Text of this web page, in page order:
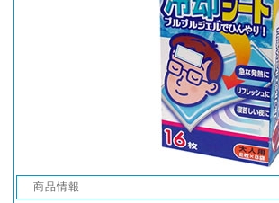
商品情報